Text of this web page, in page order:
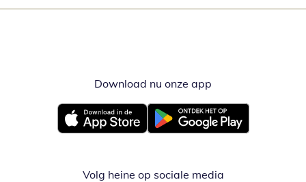
Download nu onze app
Opent in nieuw vensterOpent in nieuw venster
Volg heine op sociale media